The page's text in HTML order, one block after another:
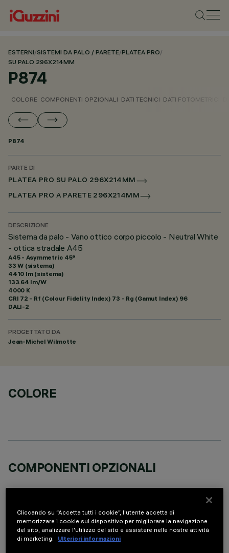
ESTERNI/SISTEMI DA PALO / PARETE/PLATEA PRO/
SU PALO 296X214MM
P874
COLORE COMPONENTI OPZIONALI DATI TECNICI DATI FOTOMETRICI
P874
PARTE DI
PLATEA PRO SU PALO 296X214MM
PLATEA PRO A PARETE 296X214MM
DESCRIZIONE
Sistema da palo - Vano ottico corpo piccolo - Neutral White
- ottica stradale A45
A45 - Asymmetric 45°
33 W (sistema)
4410 lm (sistema)
133.64 lm/W
4000 K
CRI 72 - Rf (Colour Fidelity Index) 73 - Rg (Gamut Index) 96
DALI-2
PROGETTATO DA
Jean-Michel Wilmotte
COLORE
COMPONENTI OPZIONALI
DATI TECNICI
Cliccando su “Accetta tutti i cookie”, l'utente accetta di
memorizzare i cookie sul dispositivo per migliorare la navigazione
del sito, analizzare l'utilizzo del sito e assistere nelle nostre attività
di marketing.
Ulteriori informazioni